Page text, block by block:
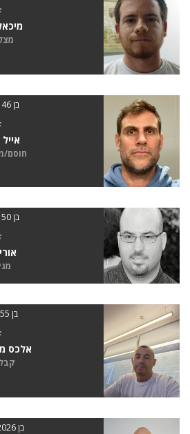
בן 46 | 1.87
חוסם/
בן 50 | 1.75
בן 55 | 180
אלכס
בן 2026 | 1.77